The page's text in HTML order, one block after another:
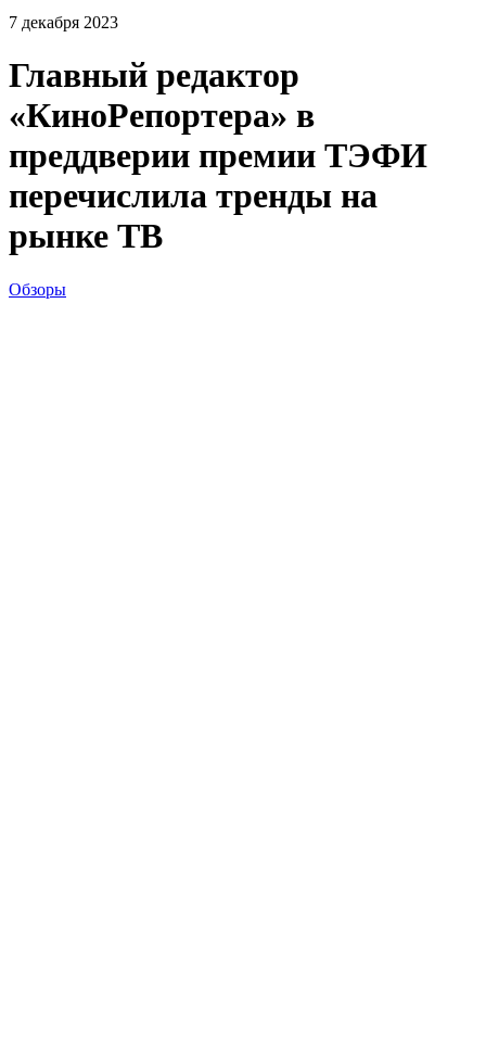
7 декабря 2023
Главный редактор
«КиноРепортера» в
преддверии премии ТЭФИ
перечислила тренды на
рынке ТВ
Обзоры